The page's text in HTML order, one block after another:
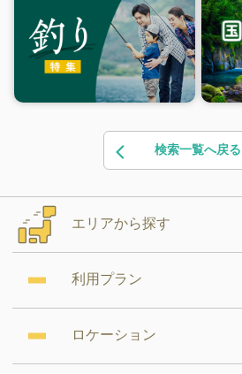
検索一覧へ戻る
エリアから探す
利用プラン
ロケーション